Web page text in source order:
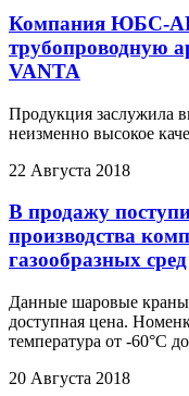
Компания ЮБС-
трубопроводную
VANTA
Продукция заслужила
неизменно высокое
22 Августа 2018
В продажу
производства
газообразных сред
Данные шаровые краны
доступная цена.
температура от -60°С
20 Августа 2018